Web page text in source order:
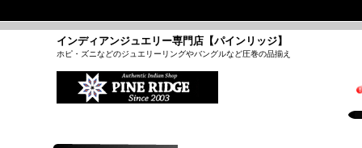
インディアンジュエリー専門店【パインリッジ】
ホピ・ズニなどのジュエリーリングやバングルなど圧巻の品揃え